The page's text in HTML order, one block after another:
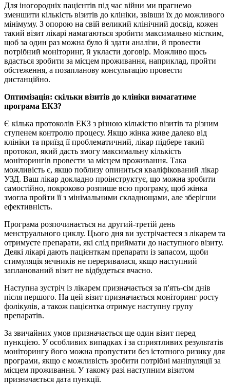
Для іногородніх пацієнтів під час війни ми прагнемо
зменшити кількість візитів до клініки, звівши їх до можливого
мінімуму. З опорою на свій великий клінічний досвід, кожен
такий візит лікарі намагаються зробити максимально містким,
щоб за один раз можна було й здати аналізи, й провести
потрібний моніторинг, й укласти договір. Можливо щось
вдасться зробити за місцем проживання, наприклад, пройти
обстеження, а позапланову консультацію провести
дистанційно.
Оптимізація: скільки візитів до клініки вимагатиме
програма ЕКЗ?
Є кілька протоколів ЕКЗ з різною кількістю візитів та різним
ступенем контролю процесу. Якщо жінка живе далеко від
клініки та приїзд її проблематичний, лікар підбере такий
протокол, який дасть змогу максимальну кількість
моніторингів провести за місцем проживання. Така
можливість є, якщо поблизу опиниться кваліфікований лікар
УЗД. Ваш лікар докладно проінструктує, що можна зробити
самостійно, покроково розпише всю програму, щоб жінка
змогла пройти її з мінімальними складнощами, але зберігши
ефективність.
Програма розпочинається на другий-третій день
менструального циклу. Цього дня ви зустрічаєтеся з лікарем та
отримуєте препарати, які слід приймати до наступного візиту.
Деякі лікарі дають пацієнткам препарати із запасом, щоби
стимуляція яєчників не переривалася, якщо наступний
запланований візит не відбудеться вчасно.
Наступна зустріч із лікарем призначається за п'ять-сім днів
після першого. На цей візит призначається моніторинг росту
фолікулів, а також пацієнтка отримує наступну групу
препаратів.
За звичайних умов призначається ще один візит перед
пункцією. У особливих випадках і за сприятливих результатів
моніторингу його можна пропустити без істотного ризику для
програми, якщо є можливість зробити потрібні маніпуляції за
місцем проживання. У такому разі наступним візитом
призначається дата пункції.